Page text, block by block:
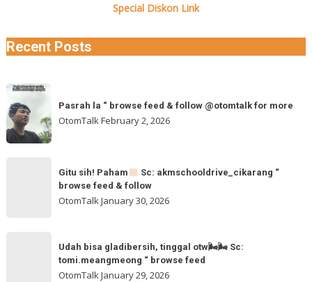
Special Diskon Link
Recent Posts
Pasrah
la
browse
@otomtalk
Pasrah la “ browse feed & follow @otomtalk for more
OtomTalk February 2, 2026
akmschooldrive_cikarang
Gitu sih! Paham
Sc: akmschooldrive_cikarang “
browse feed & follow
OtomTalkJanuary 30, 2026
gladibersih,
Udah bisa gladibersih, tinggal otw🌬🌬 Sc:
tomi.meangmeong “ browse feed
OtomTalkJanuary 29, 2026